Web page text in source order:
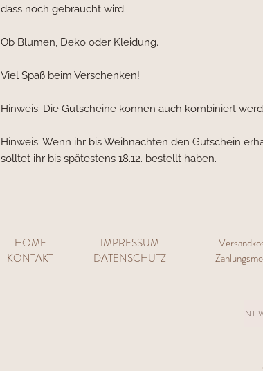
dass noch gebraucht wird.
Ob Blumen, Deko oder Kleidung.
Viel Spaß beim Verschenken!
Hinweis: Die Gutscheine können auch kombiniert
Hinweis: Wenn ihr bis Weihnachten den Gutschein
solltet ihr bis spätestens 18.12. bestellt haben.
HOME
KONTAKT
IMPRESSUM
DATENSCHUTZ